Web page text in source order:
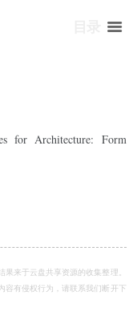
for Architecture: Form
来于云盘共享资源的收集整理。
容有侵权行为，请联系我们断开下